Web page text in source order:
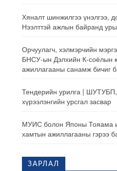
Хяналт шинжилгээ үнэлгээ,
Нээлттэй ажлын байранд
Орчуулагч, хэлмэрчийн
БНСУ-ын Дэлхийн К-соёлын
ажиллагааны санамж бичиг
Тендерийн урилга |
хүрээлэнгийн урсгал засвар
МУИС болон Японы Тояама
хамтын ажиллагааны гэрээ
ЗАРЛАЛ